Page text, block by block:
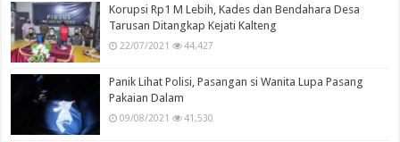
Korupsi Rp1 M Lebih, Kades dan Bendahara Desa
Tarusan Ditangkap Kejati Kalteng
22/07/2021 44,427
Panik Lihat Polisi, Pasangan si Wanita Lupa Pasang
Pakaian Dalam
09/08/2021 41,530